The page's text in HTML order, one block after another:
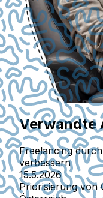
Verwandte
Freelancing
verbessern
15.5.2026
Priorisierung von